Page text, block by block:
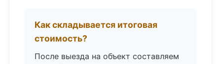
Как складывается итоговая
стоимость?
После выезда на объект составляем